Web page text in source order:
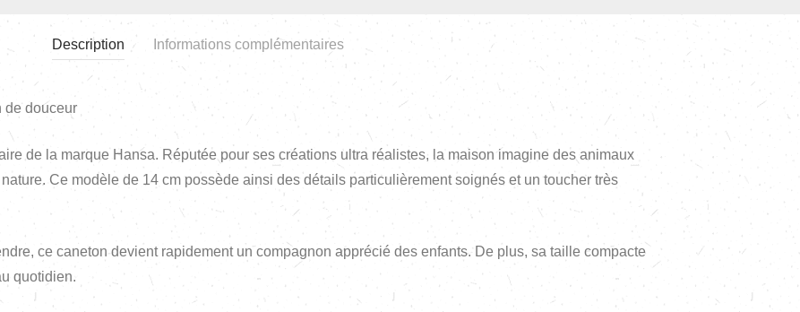
Description Informations complémentaires
de douceur
de la marque Hansa. Réputée pour ses créations ultra réalistes, la maison imagine des animaux
Ce modèle de 14 cm possède ainsi des détails particulièrement soignés et un toucher très
ce caneton devient rapidement un compagnon apprécié des enfants. De plus, sa taille compacte
quotidien.